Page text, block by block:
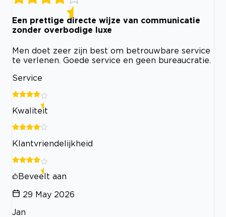
Een prettige directe wijze van communicatie
zonder overbodige luxe
Men doet zeer zijn best om betrouwbare service
te verlenen. Goede service en geen bureaucratie.
Service
Kwaliteit
Klantvriendelijkheid
Beveelt aan
29 May 2026
Jan